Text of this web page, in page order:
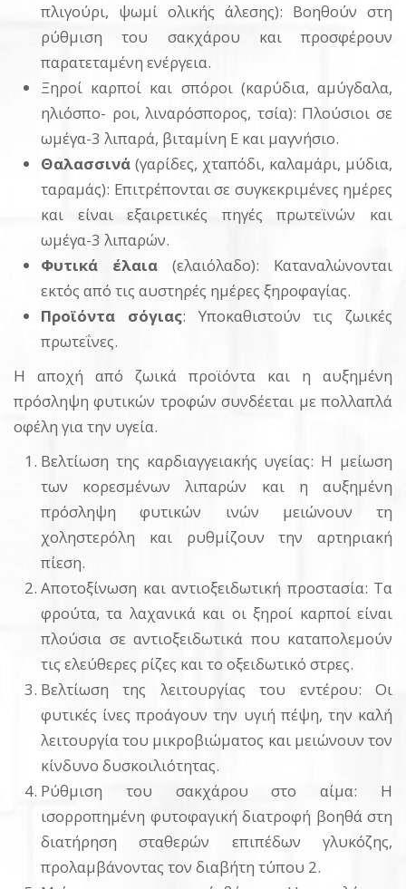
πλιγούρι, ψωμί ολικής άλεσης): Βοηθούν στη
ρύθμιση του σακχάρου και προσφέρουν
παρατεταμένη ενέργεια.
Ξηροί καρποί και σπόροι (καρύδια, αμύγδαλα,
ηλιόσπο- ροι, λιναρόσπορος, τσία): Πλούσιοι σε
ωμέγα-3 λιπαρά, βιταμίνη Ε και μαγνήσιο.
Θαλασσινά (γαρίδες, χταπόδι, καλαμάρι, μύδια,
ταραμάς): Επιτρέπονται σε συγκεκριμένες ημέρες
και είναι εξαιρετικές πηγές πρωτεϊνών και
ωμέγα-3 λιπαρών.
Φυτικά έλαια (ελαιόλαδο): Καταναλώνονται
εκτός από τις αυστηρές ημέρες ξηροφαγίας.
Προϊόντα σόγιας: Υποκαθιστούν τις ζωικές
πρωτεΐνες.
Η αποχή από ζωικά προϊόντα και η αυξημένη
πρόσληψη φυτικών τροφών συνδέεται με πολλαπλά
οφέλη για την υγεία.
Βελτίωση της καρδιαγγειακής υγείας: Η μείωση
των κορεσμένων λιπαρών και η αυξημένη
πρόσληψη φυτικών ινών μειώνουν τη
χοληστερόλη και ρυθμίζουν την αρτηριακή
πίεση.
Αποτοξίνωση και αντιοξειδωτική προστασία: Τα
φρούτα, τα λαχανικά και οι ξηροί καρποί είναι
πλούσια σε αντιοξειδωτικά που καταπολεμούν
τις ελεύθερες ρίζες και το οξειδωτικό στρες.
Βελτίωση της λειτουργίας του εντέρου: Οι
φυτικές ίνες προάγουν την υγιή πέψη, την καλή
λειτουργία του μικροβιώματος και μειώνουν τον
κίνδυνο δυσκοιλιότητας.
Ρύθμιση του σακχάρου στο αίμα: Η
ισορροπημένη φυτοφαγική διατροφή βοηθά στη
διατήρηση σταθερών επιπέδων γλυκόζης,
προλαμβάνοντας τον διαβήτη τύπου 2.